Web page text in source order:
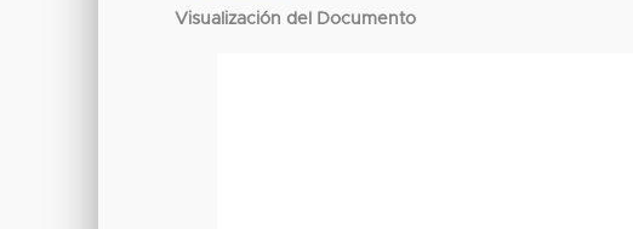
Visualización del Documento